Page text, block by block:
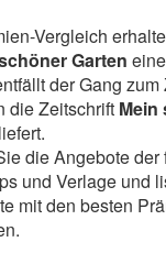
Vergleich
Garten
der Gang
die Zeitschrift Mein
die Angebote der
und Verlage und
mit den besten